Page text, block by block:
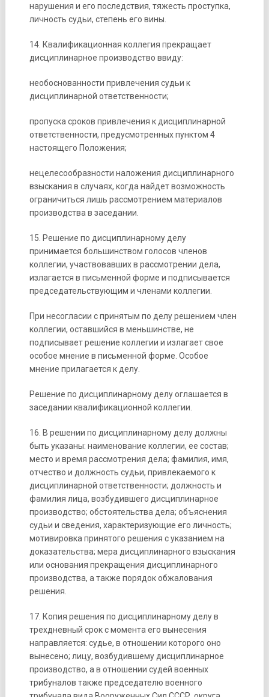
нарушения и его последствия, тяжесть проступка,
личность судьи, степень его вины.
14. Квалификационная коллегия прекращает
дисциплинарное производство ввиду:
необоснованности привлечения судьи к
дисциплинарной ответственности;
пропуска сроков привлечения к дисциплинарной
ответственности, предусмотренных пунктом 4
настоящего Положения;
нецелесообразности наложения дисциплинарного
взыскания в случаях, когда найдет возможность
ограничиться лишь рассмотрением материалов
производства в заседании.
15. Решение по дисциплинарному делу
принимается большинством голосов членов
коллегии, участвовавших в рассмотрении дела,
излагается в письменной форме и подписывается
председательствующим и членами коллегии.
При несогласии с принятым по делу решением член
коллегии, оставшийся в меньшинстве, не
подписывает решение коллегии и излагает свое
особое мнение в письменной форме. Особое
мнение прилагается к делу.
Решение по дисциплинарному делу оглашается в
заседании квалификационной коллегии.
16. В решении по дисциплинарному делу должны
быть указаны: наименование коллегии, ее состав;
место и время рассмотрения дела; фамилия, имя,
отчество и должность судьи, привлекаемого к
дисциплинарной ответственности; должность и
фамилия лица, возбудившего дисциплинарное
производство; обстоятельства дела; объяснения
судьи и сведения, характеризующие его личность;
мотивировка принятого решения с указанием на
доказательства; мера дисциплинарного взыскания
или основания прекращения дисциплинарного
производства, а также порядок обжалования
решения.
17. Копия решения по дисциплинарному делу в
трехдневный срок с момента его вынесения
направляется: судье, в отношении которого оно
вынесено; лицу, возбудившему дисциплинарное
производство, а в отношении судей военных
трибуналов также председателю военного